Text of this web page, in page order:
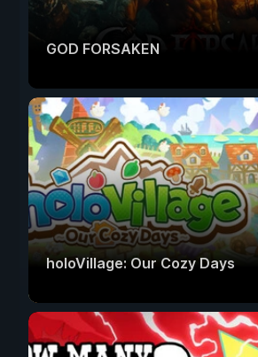
GOD FORSAKEN
holoVillage: Our Cozy Days